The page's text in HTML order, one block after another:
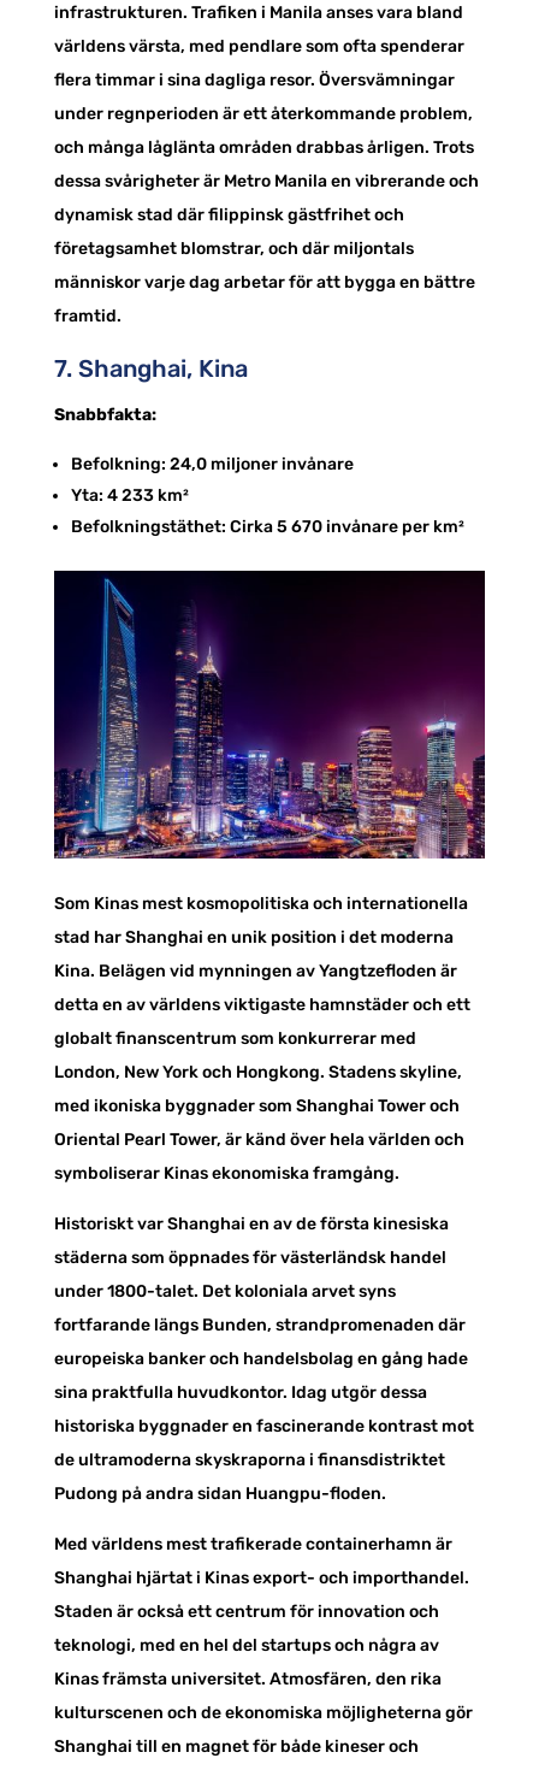
infrastrukturen. Trafiken i Manila anses vara bland
världens värsta, med pendlare som ofta spenderar
flera timmar i sina dagliga resor. Översvämningar
under regnperioden är ett återkommande problem,
och många låglänta områden drabbas årligen. Trots
dessa svårigheter är Metro Manila en vibrerande och
dynamisk stad där filippinsk gästfrihet och
företagsamhet blomstrar, och där miljontals
människor varje dag arbetar för att bygga en bättre
framtid.
7. Shanghai, Kina
Snabbfakta:
Befolkning: 24,0 miljoner invånare
Yta: 4 233 km²
Befolkningstäthet: Cirka 5 670 invånare per km²
Som Kinas mest kosmopolitiska och internationella
stad har Shanghai en unik position i det moderna
Kina. Belägen vid mynningen av Yangtzefloden är
detta en av världens viktigaste hamnstäder och ett
globalt finanscentrum som konkurrerar med
London, New York och Hongkong. Stadens skyline,
med ikoniska byggnader som Shanghai Tower och
Oriental Pearl Tower, är känd över hela världen och
symboliserar Kinas ekonomiska framgång.
Historiskt var Shanghai en av de första kinesiska
städerna som öppnades för västerländsk handel
under 1800-talet. Det koloniala arvet syns
fortfarande längs Bunden, strandpromenaden där
europeiska banker och handelsbolag en gång hade
sina praktfulla huvudkontor. Idag utgör dessa
historiska byggnader en fascinerande kontrast mot
de ultramoderna skyskraporna i finansdistriktet
Pudong på andra sidan Huangpu-floden.
Med världens mest trafikerade containerhamn är
Shanghai hjärtat i Kinas export- och importhandel.
Staden är också ett centrum för innovation och
teknologi, med en hel del startups och några av
Kinas främsta universitet. Atmosfären, den rika
kulturscenen och de ekonomiska möjligheterna gör
Shanghai till en magnet för både kineser och